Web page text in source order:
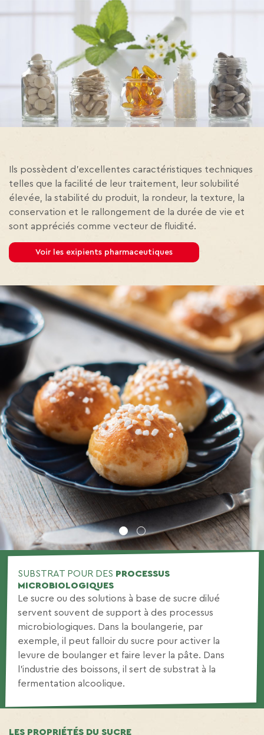
Ils possèdent d’excellentes caractéristiques techniques
telles que la facilité de leur traitement, leur solubilité
élevée, la stabilité du produit, la rondeur, la texture, la
conservation et le rallongement de la durée de vie et
sont appréciés comme vecteur de fluidité.
Voir les exipients pharmaceutiques
1 2
SUBSTRAT POUR DES PROCESSUS
MICROBIOLOGIQUES
Le sucre ou des solutions à base de sucre dilué
servent souvent de support à des processus
microbiologiques. Dans la boulangerie, par
exemple, il peut falloir du sucre pour activer la
levure de boulanger et faire lever la pâte. Dans
l’industrie des boissons, il sert de substrat à la
fermentation alcoolique.
LES PROPRIÉTÉS DU SUCRE